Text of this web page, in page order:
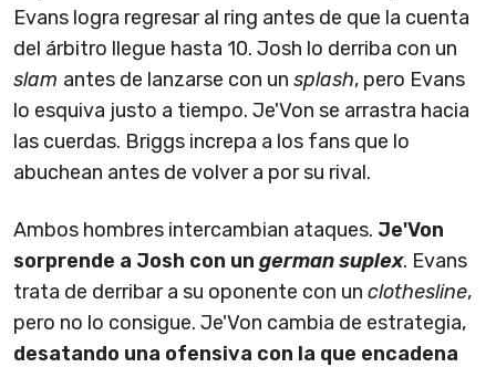
Evans logra regresar al ring antes de que la cuenta
del árbitro llegue hasta 10. Josh lo derriba con un
slam antes de lanzarse con un splash, pero Evans
lo esquiva justo a tiempo. Je'Von se arrastra hacia
las cuerdas. Briggs increpa a los fans que lo
abuchean antes de volver a por su rival.
Ambos hombres intercambian ataques. Je'Von
sorprende a Josh con un german suplex. Evans
trata de derribar a su oponente con un clothesline,
pero no lo consigue. Je'Von cambia de estrategia,
desatando una ofensiva con la que encadena